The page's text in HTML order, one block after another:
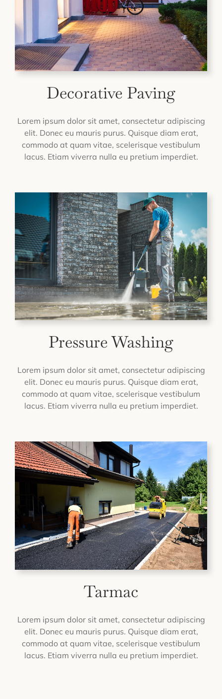
Decorative Paving
Lorem ipsum dolor sit amet, consectetur adipiscing
elit. Donec eu mauris purus. Quisque diam erat,
commodo at quam vitae, scelerisque vestibulum
lacus. Etiam viverra nulla eu pretium imperdiet.
Pressure Washing
Lorem ipsum dolor sit amet, consectetur adipiscing
elit. Donec eu mauris purus. Quisque diam erat,
commodo at quam vitae, scelerisque vestibulum
lacus. Etiam viverra nulla eu pretium imperdiet.
Tarmac
Lorem ipsum dolor sit amet, consectetur adipiscing
elit. Donec eu mauris purus. Quisque diam erat,
commodo at quam vitae, scelerisque vestibulum
lacus. Etiam viverra nulla eu pretium imperdiet.